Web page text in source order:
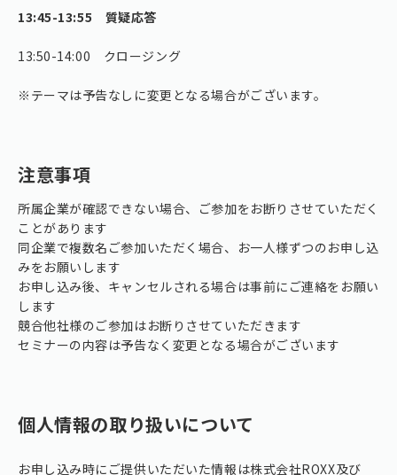
13:45-13:55 質疑応答
13:50-14:00 クロージング
※テーマは予告なしに変更となる場合がございます。
注意事項
所属企業が確認できない場合、ご参加をお断りさせていただく
ことがあります
同企業で複数名ご参加いただく場合、お一人様ずつのお申し込
みをお願いします
お申し込み後、キャンセルされる場合は事前にご連絡をお願い
します
競合他社様のご参加はお断りさせていただきます
セミナーの内容は予告なく変更となる場合がございます
個人情報の取り扱いについて
お申し込み時にご提供いただいた情報は株式会社ROXX及び